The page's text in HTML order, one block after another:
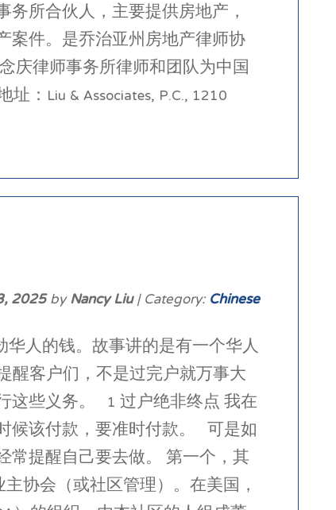
所合伙人，主要提供房地产，
件。是乔治亚州房地产律师协
庆律师事务所律师和团队为中国
Liu & Associates, P.C., 1210
2025byNancy Liu| Category:Chinese
人的钱。故事讲的是有一个华人
醒客户们，不是过完户就万事大
这些义务。 1 过户绝非终点 我在
候该付款，要准时付款。 可是如
提醒自己要去做。 第一个，其
协会（或社区管理）。在美国，